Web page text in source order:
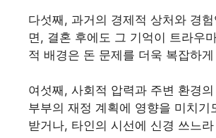
다섯째, 과거의 경제적 상처와 경
면, 결혼 후에도 그 기억이 트라우
적 배경은 돈 문제를 더욱 복잡하
여섯째, 사회적 압력과 주변 환경
부부의 재정 계획에 영향을 미치
받거나, 타인의 시선에 신경 쓰느